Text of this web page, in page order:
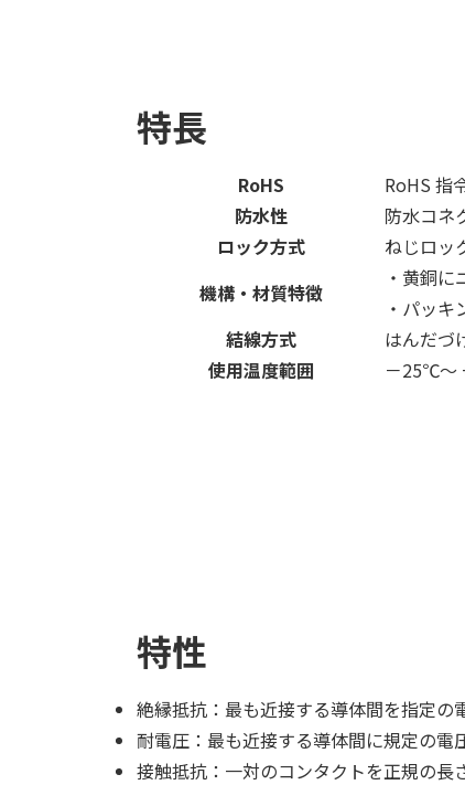
特長
RoHS
RoHS 指
防水性
防水コネ
ロック方式
ねじロッ
機構・材質特徴
・黄銅
・パッ
結線方式
はんだづ
使用温度範囲
－25℃
特性
絶縁抵抗：最も近接する導体間を指定の
耐電圧：最も近接する導体間に規定の電
接触抵抗：一対のコンタクトを正規の長